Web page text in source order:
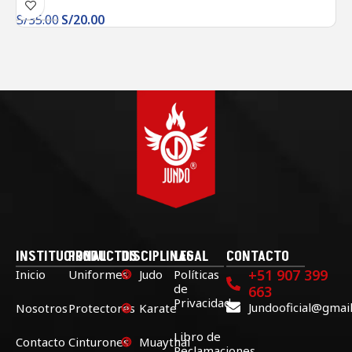
S/35.00S/20.00
INSTITUCIONAL
Inicio
Nosotros
Contacto
PRODUCTOS
Uniformes
Protectores
Cinturones
DISCIPLINAS
Judo
Karate
Muaythai
LEGAL
Políticas
de
Privacidad
Libro de
CONTACTO
+51 907 399
663